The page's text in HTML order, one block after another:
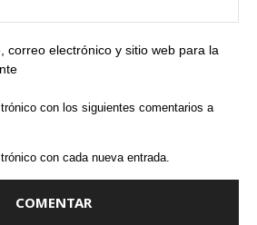
correo electrónico y sitio web para la
con los siguientes comentarios a
con cada nueva entrada.